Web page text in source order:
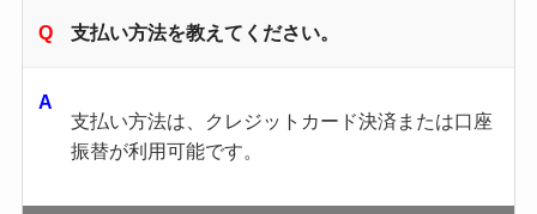
支払い方法を教えてください。
支払い方法は、クレジットカード決済または口座
振替が利用可能です。